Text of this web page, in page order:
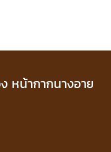
หน้ากากนางอาย